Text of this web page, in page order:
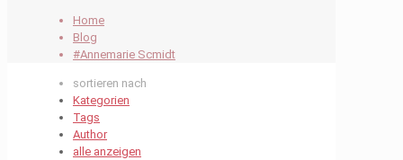
Home
Blog
#Annemarie Scmidt
sortieren nach
Kategorien
Tags
Author
alle anzeigen